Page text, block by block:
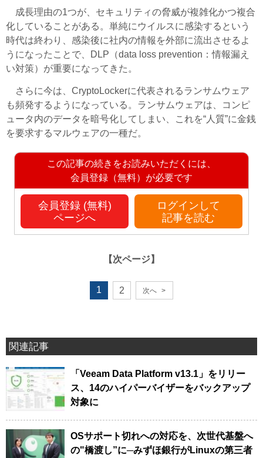
成長理由の1つが、セキュリティの脅威が複雑化かつ複合
化していることがある。単純にウイルスに感染するという
時代は終わり、感染後に社内の情報を外部に流出させるよ
うになったことで、DLP（data loss prevention：情報漏え
い対策）が重要になってきた。
さらに今は、CryptoLockerに代表されるランサムウェア
も頻発するようになっている。ランサムウェアは、コンピ
ュータ内のデータを暗号化してしまい、これを“人質”に金銭
を要求するマルウェアの一種だ。
この記事の続きをお読みいただくには、
会員登録（無料）が必要です
会員登録 (無料)
ページへ
ログインして
記事を読む
【次ページ】
1 2 次へ >
関連記事
「Veeam Data Platform v13.1」をリリー
ス、14のハイパーバイザーをバックアップ
対象に
OSサポート切れへの対応を、次世代基盤へ
の"橋渡し”に─みずほ銀行がLinuxの第三者